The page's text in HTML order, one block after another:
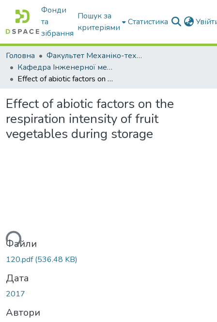
Фонди
та
зібрання
Пошук за
критеріями
Статистика
Головна
Факультет Механіко-технологічний
Кафедра Інженерної механіки та комп'ютерного проектування
Effect of abiotic factors on the respiration intensity of fruit vegetables during storage
Effect of abiotic factors on the
respiration intensity of fruit
vegetables during storage
Файли
120.pdf(536.48 KB)
Дата
2017
Автори